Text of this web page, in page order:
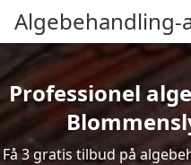
Algebehandling-
Professionel
Få 3 gratis tilbud på